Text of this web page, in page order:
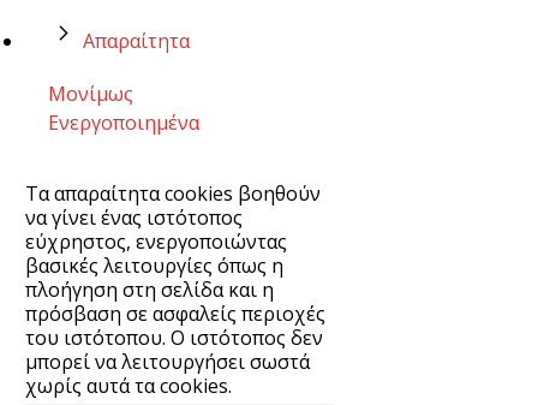
Απαραίτητα
Μονίμως
Ενεργοποιημένα
Τα απαραίτητα cookies βοηθούν
να γίνει ένας ιστότοπος
εύχρηστος, ενεργοποιώντας
βασικές λειτουργίες όπως η
πλοήγηση στη σελίδα και η
πρόσβαση σε ασφαλείς περιοχές
του ιστότοπου. Ο ιστότοπος δεν
μπορεί να λειτουργήσει σωστά
χωρίς αυτά τα cookies.